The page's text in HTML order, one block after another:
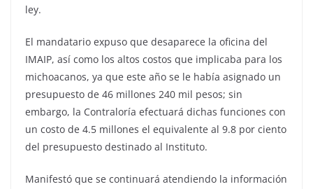
ley.
El mandatario expuso que desaparece la oficina del
IMAIP, así como los altos costos que implicaba para los
michoacanos, ya que este año se le había asignado un
presupuesto de 46 millones 240 mil pesos; sin
embargo, la Contraloría efectuará dichas funciones con
un costo de 4.5 millones el equivalente al 9.8 por ciento
del presupuesto destinado al Instituto.
Manifestó que se continuará atendiendo la información